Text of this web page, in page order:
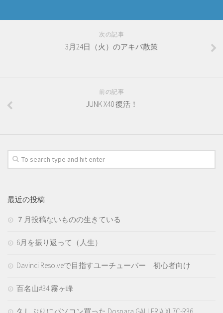
次の記事
3月24日（火）のアキバ散策
前の記事
JUNK X40 復活！
最近の投稿
７月投稿ないものの生きている
6月を振り返って（人生）
Davinci Resolveで目指すユーチューバー 初心者向け
百名山#34 霧ヶ峰